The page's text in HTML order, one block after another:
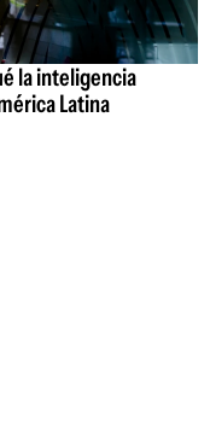
la inteligencia
Latina